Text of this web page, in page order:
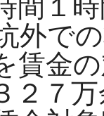
間１
外で
賃金
２７